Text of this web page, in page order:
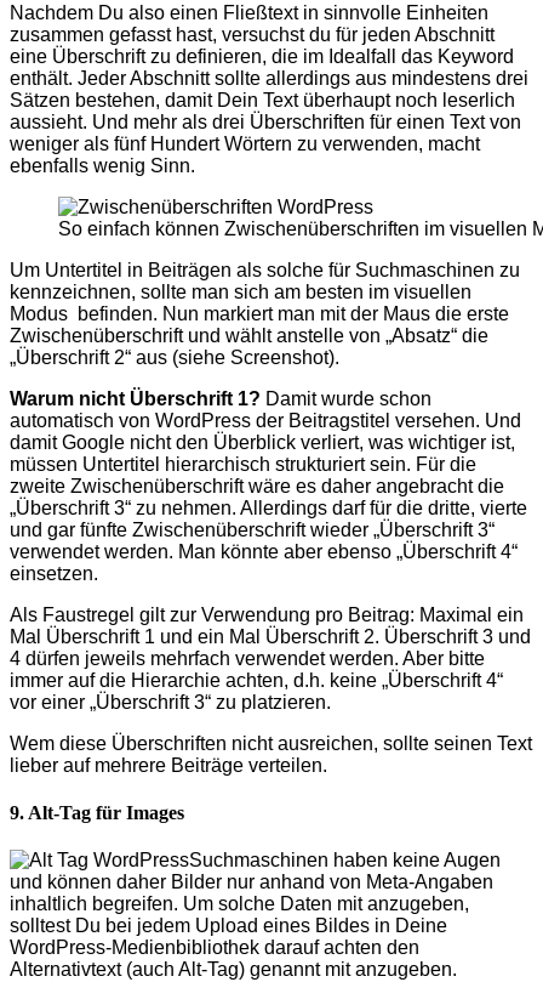
Nachdem Du also einen Fließtext in sinnvolle Einheiten
zusammen gefasst hast, versuchst du für jeden Abschnitt
eine Überschrift zu definieren, die im Idealfall das Keyword
enthält. Jeder Abschnitt sollte allerdings aus mindestens drei
Sätzen bestehen, damit Dein Text überhaupt noch leserlich
aussieht. Und mehr als drei Überschriften für einen Text von
weniger als fünf Hundert Wörtern zu verwenden, macht
ebenfalls wenig Sinn.
So einfach können Zwischenüberschriften im visuellen
Um Untertitel in Beiträgen als solche für Suchmaschinen zu
kennzeichnen, sollte man sich am besten im visuellen
Modus befinden. Nun markiert man mit der Maus die erste
Zwischenüberschrift und wählt anstelle von „Absatz“ die
„Überschrift 2“ aus (siehe Screenshot).
Warum nicht Überschrift 1? Damit wurde schon
automatisch von WordPress der Beitragstitel versehen. Und
damit Google nicht den Überblick verliert, was wichtiger ist,
müssen Untertitel hierarchisch strukturiert sein. Für die
zweite Zwischenüberschrift wäre es daher angebracht die
„Überschrift 3“ zu nehmen. Allerdings darf für die dritte, vierte
und gar fünfte Zwischenüberschrift wieder „Überschrift 3“
verwendet werden. Man könnte aber ebenso „Überschrift 4“
einsetzen.
Als Faustregel gilt zur Verwendung pro Beitrag: Maximal ein
Mal Überschrift 1 und ein Mal Überschrift 2. Überschrift 3 und
4 dürfen jeweils mehrfach verwendet werden. Aber bitte
immer auf die Hierarchie achten, d.h. keine „Überschrift 4“
vor einer „Überschrift 3“ zu platzieren.
Wem diese Überschriften nicht ausreichen, sollte seinen Text
lieber auf mehrere Beiträge verteilen.
9. Alt-Tag für Images
Suchmaschinen haben keine Augen
und können daher Bilder nur anhand von Meta-Angaben
inhaltlich begreifen. Um solche Daten mit anzugeben,
solltest Du bei jedem Upload eines Bildes in Deine
WordPress-Medienbibliothek darauf achten den
Alternativtext (auch Alt-Tag) genannt mit anzugeben.